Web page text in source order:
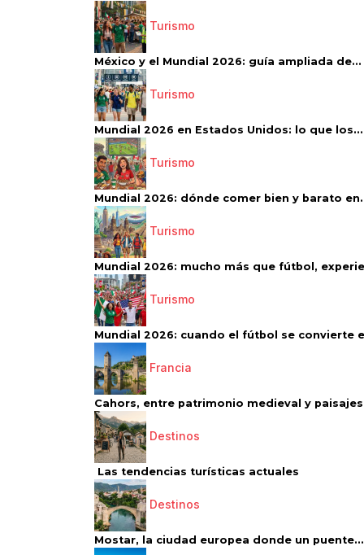
Turismo
México y el Mundial 2026: guía ampliada de...
Turismo
Mundial 2026 en Estados Unidos: lo que los...
Turismo
Mundial 2026: dónde comer bien y barato
Turismo
Mundial 2026: mucho más que fútbol,
Turismo
Mundial 2026: cuando el fútbol se convierte
Francia
Cahors, entre patrimonio medieval y paisajes
Destinos
Las tendencias turísticas actuales
Destinos
Mostar, la ciudad europea donde un puente...